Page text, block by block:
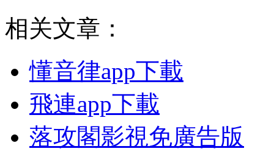
相关文章：
懂音律app下載
飛連app下載
落攻閣影視免廣告版